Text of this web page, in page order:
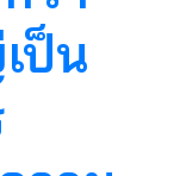
ป็น